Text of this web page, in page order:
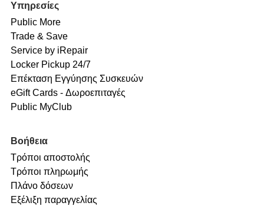
Υπηρεσίες
Public More
Trade & Save
Service by iRepair
Locker Pickup 24/7
Επέκταση Εγγύησης Συσκευών
eGift Cards - Δωροεπιταγές
Public MyClub
Βοήθεια
Τρόποι αποστολής
Τρόποι πληρωμής
Πλάνο δόσεων
Εξέλιξη παραγγελίας